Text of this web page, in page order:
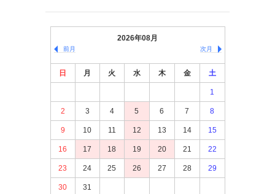
2026年08月
前月 次月
日 月 火 水 木 金 土
1
2 3 4 5 6 7 8
9 10 11 12 13 14 15
16 17 18 19 20 21 22
23 24 25 26 27 28 29
30 31